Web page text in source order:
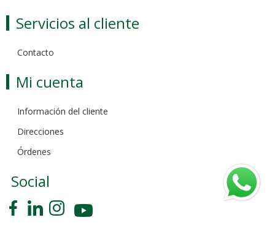
Servicios al cliente
Contacto
Mi cuenta
Información del cliente
Direcciones
Órdenes
Social